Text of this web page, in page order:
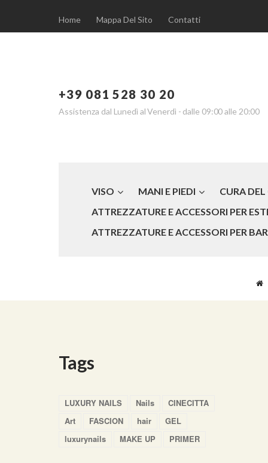
Home Mappa Del Sito Contatti
+39 081 528 30 20
Assistenza dal Lunedì al Venerdì - dalle 09:00 alle 20:00
VISO MANI E PIEDI CURA
ATTREZZATURE E ACCESSORI PER
ATTREZZATURE E ACCESSORI PER
Tags
LUXURY NAILS Nails
CINECITTA
Art
FASCION hair
GEL
luxurynails
MAKE UP PRIMER